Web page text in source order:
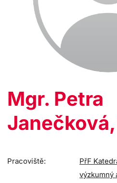
Mgr. Petra
Janečková,
Pracoviště:
PřF
výzkumný